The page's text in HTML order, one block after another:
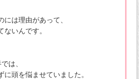
には理由があって、
ないんです。
は、
に頭を悩ませていました。